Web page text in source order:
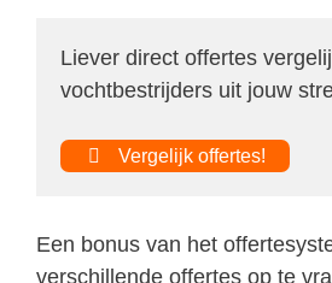
Liever direct offertes
vochtbestrijders uit jouw
Vergelijk offertes!
Een bonus van het
verschillende offertes op te